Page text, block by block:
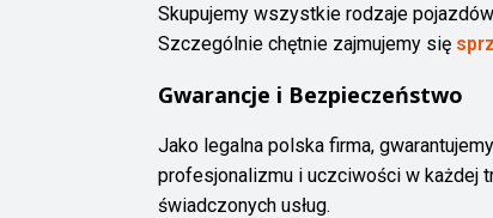
Skupujemy wszystkie rodzaje
Szczególnie chętnie zajmujemy się
Gwarancje i Bezpieczeństwo
Jako legalna polska firma,
profesjonalizmu i uczciwości w każdej
świadczonych usług.